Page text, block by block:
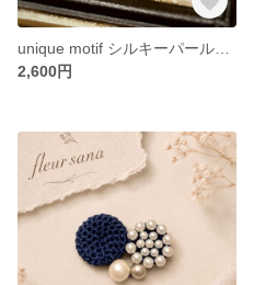
2,600円